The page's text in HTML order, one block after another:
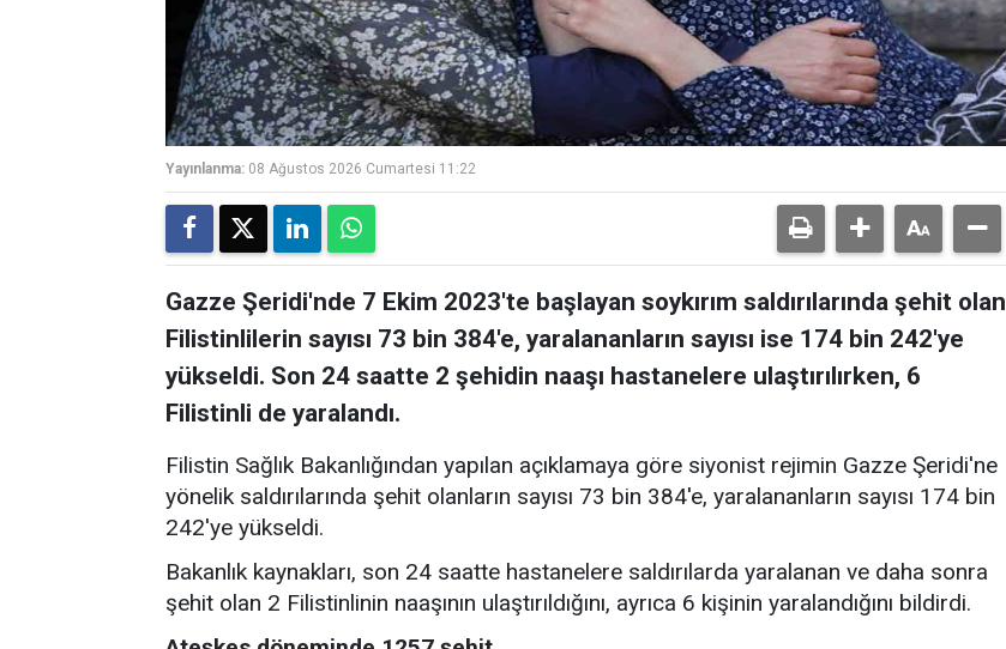
Yayınlanma: 08 Ağustos 2026 Cumartesi 11:22
Gazze Şeridi'nde 7 Ekim 2023'te başlayan soykırım saldırılarında şehit olan
Filistinlilerin sayısı 73 bin 384'e, yaralananların sayısı ise 174 bin 242'ye
yükseldi. Son 24 saatte 2 şehidin naaşı hastanelere ulaştırılırken, 6
Filistinli de yaralandı.
Filistin Sağlık Bakanlığından yapılan açıklamaya göre siyonist rejimin Gazze Şeridi'ne
yönelik saldırılarında şehit olanların sayısı 73 bin 384'e, yaralananların sayısı 174 bin
242'ye yükseldi.
Bakanlık kaynakları, son 24 saatte hastanelere saldırılarda yaralanan ve daha sonra
şehit olan 2 Filistinlinin naaşının ulaştırıldığını, ayrıca 6 kişinin yaralandığını bildirdi.